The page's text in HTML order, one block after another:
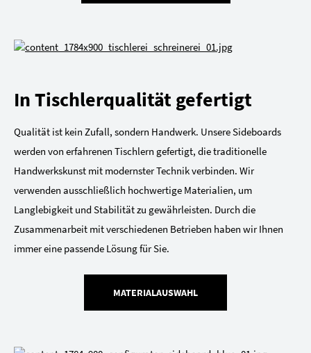
In Tischlerqualität gefertigt
Qualität ist kein Zufall, sondern Handwerk. Unsere Sideboards
werden von erfahrenen Tischlern gefertigt, die traditionelle
Handwerkskunst mit modernster Technik verbinden. Wir
verwenden ausschließlich hochwertige Materialien, um
Langlebigkeit und Stabilität zu gewährleisten. Durch die
Zusammenarbeit mit verschiedenen Betrieben haben wir Ihnen
immer eine passende Lösung für Sie.
MATERIALAUSWAHL